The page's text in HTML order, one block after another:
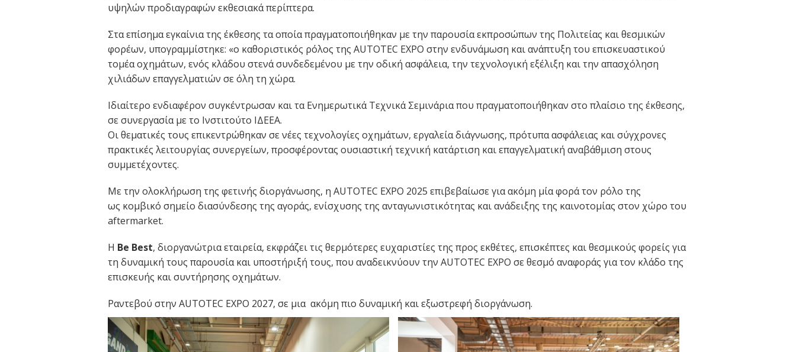
υψηλών προδιαγραφών εκθεσιακά περίπτερα.
Στα επίσημα εγκαίνια της έκθεσης τα οποία πραγματοποιήθηκαν με την παρουσία εκπροσώπων της Πολιτείας και θεσμικών
φορέων, υπογραμμίστηκε: «ο καθοριστικός ρόλος της AUTOTEC EXPO στην ενδυνάμωση και ανάπτυξη του επισκευαστικού
τομέα οχημάτων, ενός κλάδου στενά συνδεδεμένου με την οδική ασφάλεια, την τεχνολογική εξέλιξη και την απασχόληση
χιλιάδων επαγγελματιών σε όλη τη χώρα.
Ιδιαίτερο ενδιαφέρον συγκέντρωσαν και τα Ενημερωτικά Τεχνικά Σεμινάρια που πραγματοποιήθηκαν στο πλαίσιο της έκθεσης,
σε συνεργασία με το Ινστιτούτο ΙΔΕΕΑ.
Οι θεματικές τους επικεντρώθηκαν σε νέες τεχνολογίες οχημάτων, εργαλεία διάγνωσης, πρότυπα ασφάλειας και σύγχρονες
πρακτικές λειτουργίας συνεργείων, προσφέροντας ουσιαστική τεχνική κατάρτιση και επαγγελματική αναβάθμιση στους
συμμετέχοντες.
Με την ολοκλήρωση της φετινής διοργάνωσης, η AUTOTEC EXPO 2025 επιβεβαίωσε για ακόμη μία φορά τον ρόλο της
ως κομβικό σημείο διασύνδεσης της αγοράς, ενίσχυσης της ανταγωνιστικότητας και ανάδειξης της καινοτομίας στον χώρο του
aftermarket.
Η Be Best, διοργανώτρια εταιρεία, εκφράζει τις θερμότερες ευχαριστίες της προς εκθέτες, επισκέπτες και θεσμικούς φορείς για
τη δυναμική τους παρουσία και υποστήριξή τους, που αναδεικνύουν την AUTOTEC EXPO σε θεσμό αναφοράς για τον κλάδο της
επισκευής και συντήρησης οχημάτων.
Ραντεβού στην AUTOTEC EXPO 2027, σε μια ακόμη πιο δυναμική και εξωστρεφή διοργάνωση.